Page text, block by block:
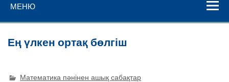
МЕНЮ
Ең үлкен ортақ бөлгіш
Математика пәнінен ашық сабақтар